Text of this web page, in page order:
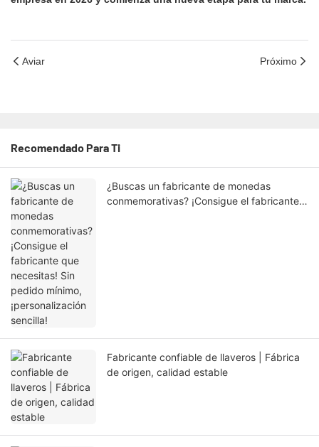
Aviar Próximo
Recomendado Para Ti
¿Buscas un fabricante de monedas
conmemorativas? ¡Consigue el fabricante
Fabricante confiable de llaveros | Fábrica
de origen, calidad estable